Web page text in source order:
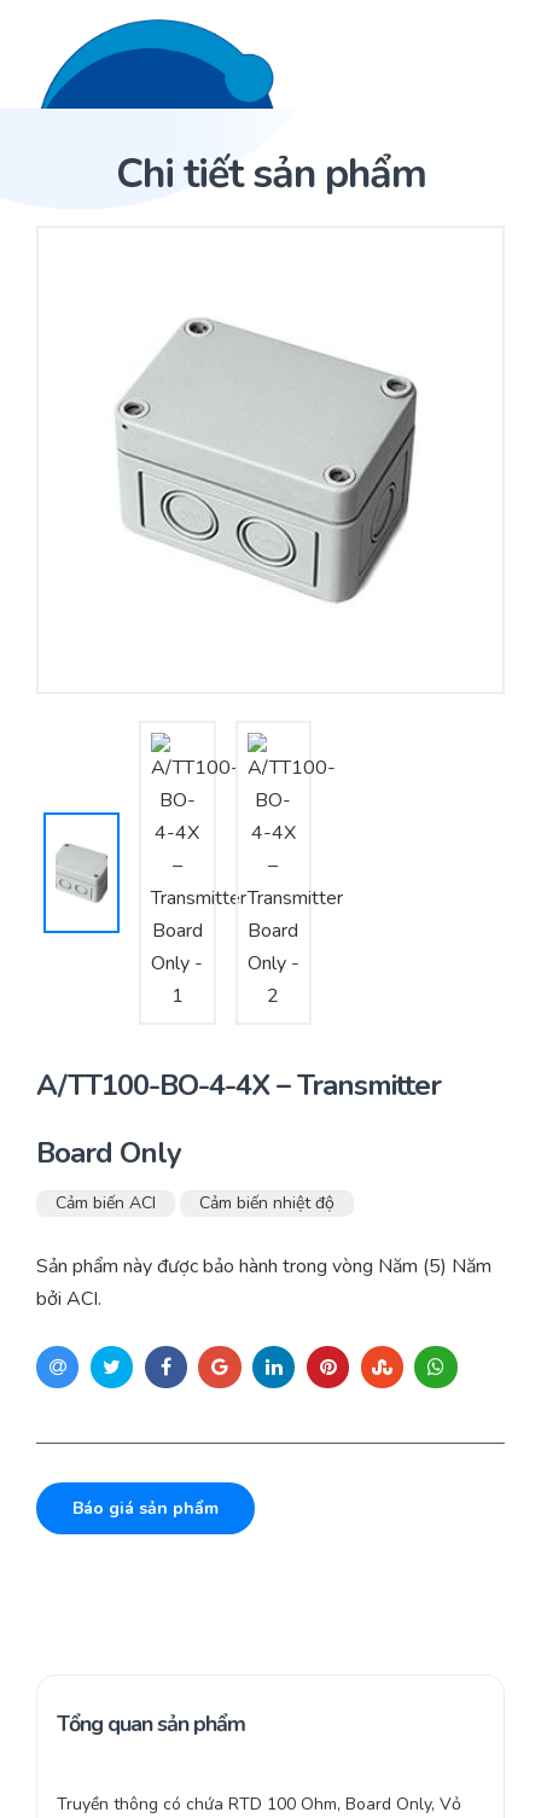
Trang Chủ
Cảm biến ACI
Nhà phân phối cảm biến
Nhà sản xuất thiết bị điều khiển
Cung cấp giải pháp quản lý cho toà nhà (BMS)
Bảo trì – Bảo dưỡng hệ thống
Thi công – Lắp đặt hệ thống HVAC
Chi tiết sản phẩm
A/TT100-BO-4-4X – Transmitter
Board Only
Cảm biến ACI Cảm biến nhiệt độ
Sản phẩm này được bảo hành trong vòng Năm (5) Năm
bởi ACI.
Báo giá sản phẩm
Tổng quan sản phẩm
Truyền thông có chứa RTD 100 Ohm, Board Only, Vỏ